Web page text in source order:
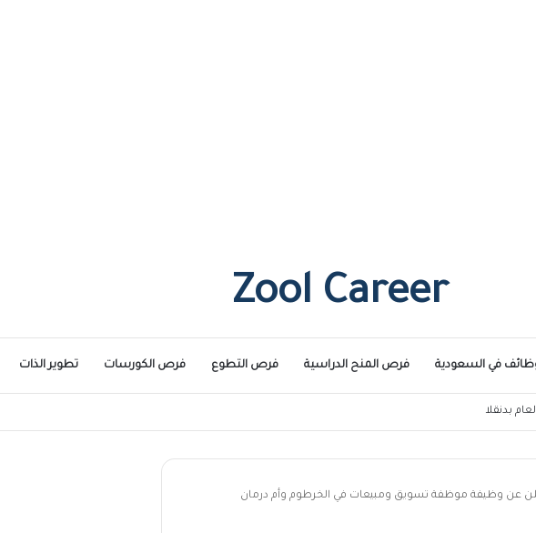
Zool Career
في السعودية فرص المنح الدراسية فرص التطوع فرص الكورسات تطوير الذات
بدنقلا
تعلن عن وظيفة موظفة تسويق ومبيعات في الخرطوم وأم درمان